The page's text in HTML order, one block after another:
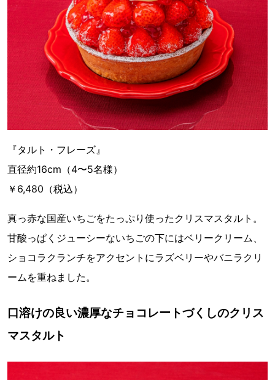
『タルト・フレーズ』
直径約16cm（4〜5名様）
￥6,480（税込）
真っ赤な国産いちごをたっぷり使ったクリスマスタルト。
甘酸っぱくジューシーないちごの下にはベリークリーム、
ショコラクランチをアクセントにラズベリーやバニラクリ
ームを重ねました。
口溶けの良い濃厚なチョコレートづくしのクリス
マスタルト